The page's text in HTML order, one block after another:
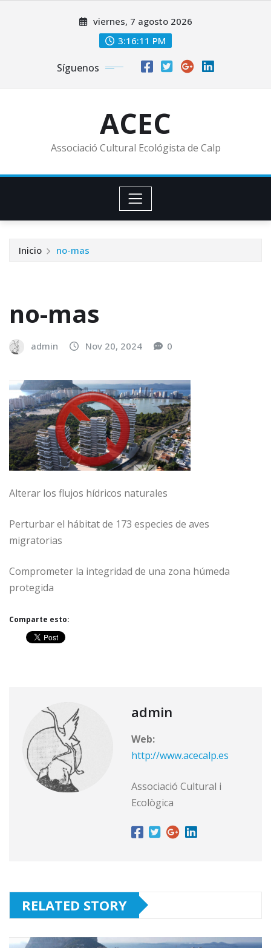
viernes, 7 agosto 2026
3:16:13 PM
Síguenos
ACEC
Associació Cultural Ecológista de Calp
Inicio no-mas
no-mas
admin Nov 20, 2024 0
Alterar los flujos hídricos naturales
Perturbar el hábitat de 173 especies de aves
migratorias
Comprometer la integridad de una zona húmeda
protegida
Comparte esto:
admin
Web:
http://www.acecalp.es
Associació Cultural i
Ecològica
RELATED STORY